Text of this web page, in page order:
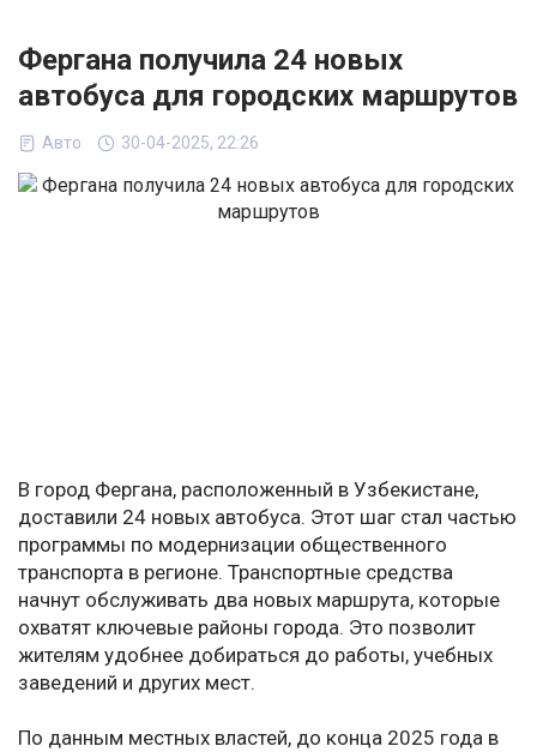
Фергана получила 24 новых
автобуса для городских маршрутов
Авто 30-04-2025, 22:26
В город Фергана, расположенный в Узбекистане,
доставили 24 новых автобуса. Этот шаг стал частью
программы по модернизации общественного
транспорта в регионе. Транспортные средства
начнут обслуживать два новых маршрута, которые
охватят ключевые районы города. Это позволит
жителям удобнее добираться до работы, учебных
заведений и других мест.
По данным местных властей, до конца 2025 года в